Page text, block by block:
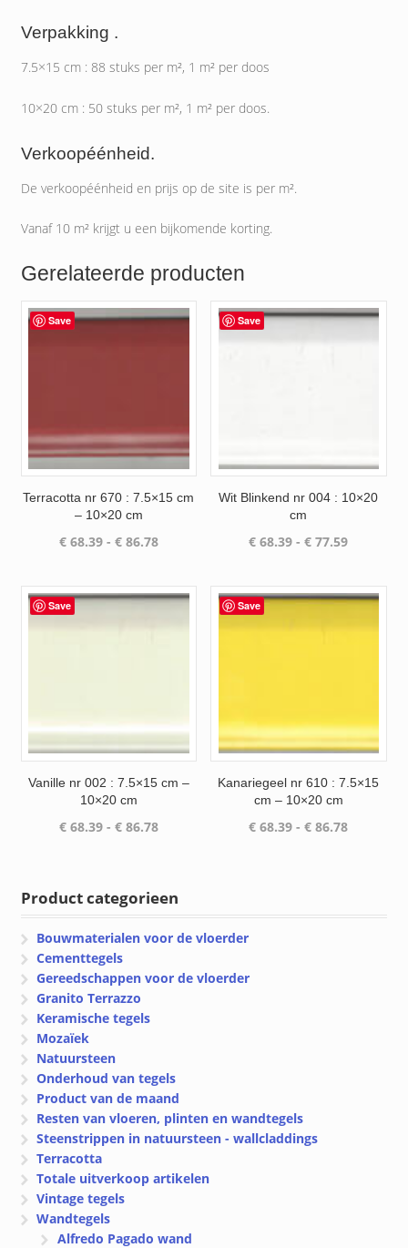
Verpakking .
7.5×15 cm : 88 stuks per m², 1 m² per doos
10×20 cm : 50 stuks per m², 1 m² per doos.
Verkoopéénheid.
De verkoopéénheid en prijs op de site is per m².
Vanaf 10 m² krijgt u een bijkomende korting.
Gerelateerde producten
Save
Terracotta nr 670 : 7.5×15 cm
– 10×20 cm
€68.39 - €86.78Prijsklasse:
€ 86.78
Save
Wit Blinkend nr 004 : 10×20
cm
€ 68.39 - € 77.59
€ 77.59
Save
Vanille nr 002 : 7.5×15 cm –
10×20 cm
€68.39 - €86.78Prijsklasse:
Save
Kanariegeel nr 610 : 7.5×15
cm – 10×20 cm
€ 68.39 - € 86.78
Product categorieen
Bouwmaterialen voor de vloerder
Cementtegels
Gereedschappen voor de vloerder
Granito Terrazzo
Keramische tegels
Mozaïek
Natuursteen
Onderhoud van tegels
Product van de maand
Resten van vloeren, plinten en wandtegels
Steenstrippen in natuursteen - wallcladdings
Terracotta
Totale uitverkoop artikelen
Vintage tegels
Wandtegels
Alfredo Pagado wand